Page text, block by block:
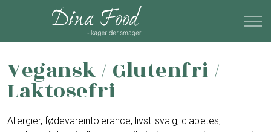
Vegansk / Glutenfri /
Laktosefri
Allergier, fødevareintolerance, livstilsvalg, diabetes,